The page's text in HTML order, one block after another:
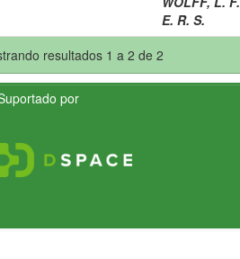
E. R. S.
resultados 1 a 2 de 2
por